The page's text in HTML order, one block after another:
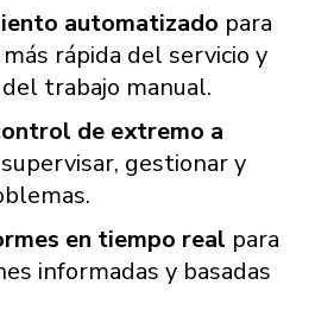
automatizado para
rápida del servicio y
trabajo manual.
de extremo a
gestionar y
en tiempo real para
informadas y basadas